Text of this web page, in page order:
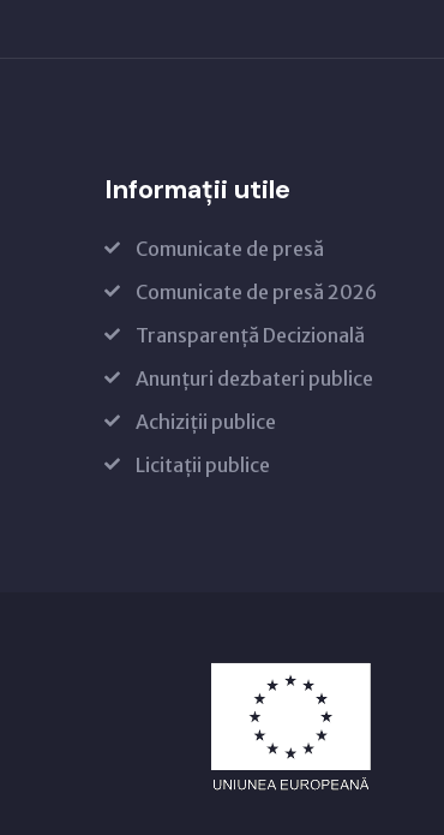
Informații utile
Comunicate de presă
Comunicate de presă 2026
Transparență Decizională
Anunțuri dezbateri publice
Achiziții publice
Licitații publice